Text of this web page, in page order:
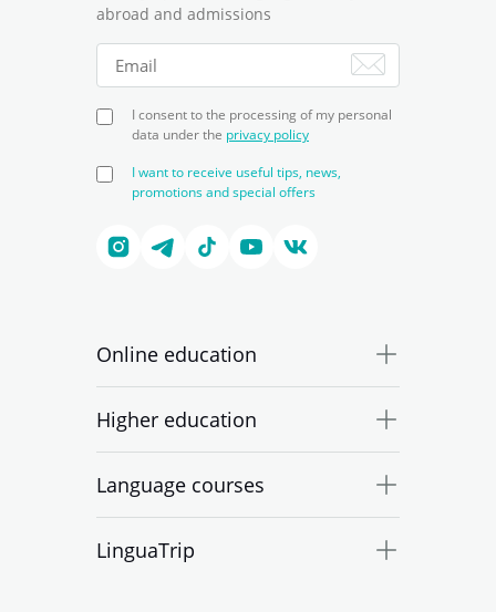
abroad and admissions
I consent to the processing of my personal
data under the privacy policy
I want to receive useful tips, news,
promotions and special offers
Online education
Higher education
Language courses
LinguaTrip